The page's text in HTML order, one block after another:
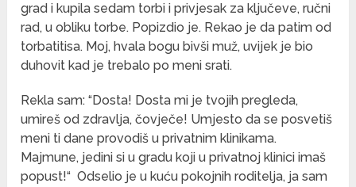
grad i kupila sedam torbi i privjesak za ključeve, ručni
rad, u obliku torbe. Popizdio je. Rekao je da patim od
torbatitisa. Moj, hvala bogu bivši muž, uvijek je bio
duhovit kad je trebalo po meni srati.
Rekla sam: “Dosta! Dosta mi je tvojih pregleda,
umireš od zdravlja, čovječe! Umjesto da se posvetiš
meni ti dane provodiš u privatnim klinikama.
Majmune, jedini si u gradu koji u privatnoj klinici imaš
popust!“ Odselio je u kuću pokojnih roditelja, ja sam